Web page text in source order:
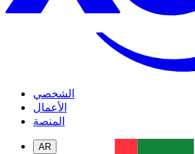
الشخصي
الأعمال
المنصة
AR